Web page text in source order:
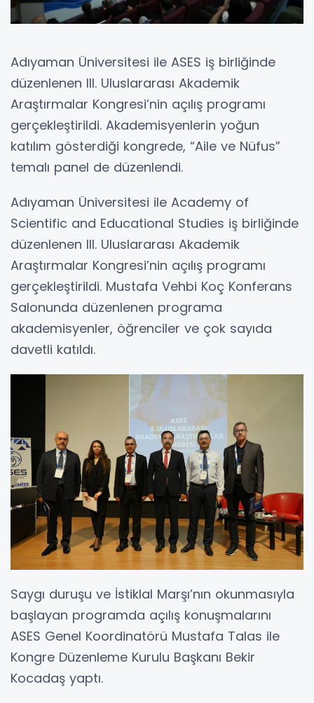
Adıyaman Üniversitesi ile ASES iş birliğinde
düzenlenen III. Uluslararası Akademik
Araştırmalar Kongresi’nin açılış programı
gerçekleştirildi. Akademisyenlerin yoğun
katılım gösterdiği kongrede, “Aile ve Nüfus”
temalı panel de düzenlendi.
Adıyaman Üniversitesi ile Academy of
Scientific and Educational Studies iş birliğinde
düzenlenen III. Uluslararası Akademik
Araştırmalar Kongresi’nin açılış programı
gerçekleştirildi. Mustafa Vehbi Koç Konferans
Salonunda düzenlenen programa
akademisyenler, öğrenciler ve çok sayıda
davetli katıldı.
Saygı duruşu ve İstiklal Marşı’nın okunmasıyla
başlayan programda açılış konuşmalarını
ASES Genel Koordinatörü Mustafa Talas ile
Kongre Düzenleme Kurulu Başkanı Bekir
Kocadaş yaptı.